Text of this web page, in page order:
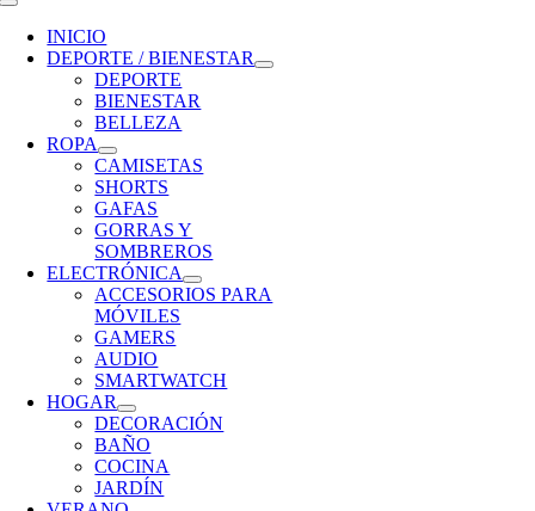
Toggle
Navigation
INICIO
DEPORTE / BIENESTAR
DEPORTE
BIENESTAR
BELLEZA
ROPA
CAMISETAS
SHORTS
GAFAS
GORRAS Y
SOMBREROS
ELECTRÓNICA
ACCESORIOS PARA
MÓVILES
GAMERS
AUDIO
SMARTWATCH
HOGAR
DECORACIÓN
BAÑO
COCINA
JARDÍN